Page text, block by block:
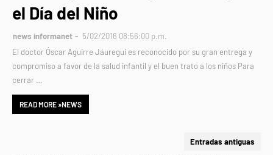
el Día del Niño
news informanet
5/02/2016 08:56:00 p.m.
El doctor Óscar Aguirre Jáuregui es reconocido por su gran entrega y
compromiso a favor de la salud infantil y el buen trato a los niños Para
cerrar …
READ MORE »NEWS
Entradas antiguas